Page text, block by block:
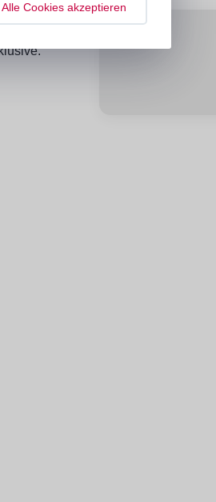
Alle Cookies akzeptieren